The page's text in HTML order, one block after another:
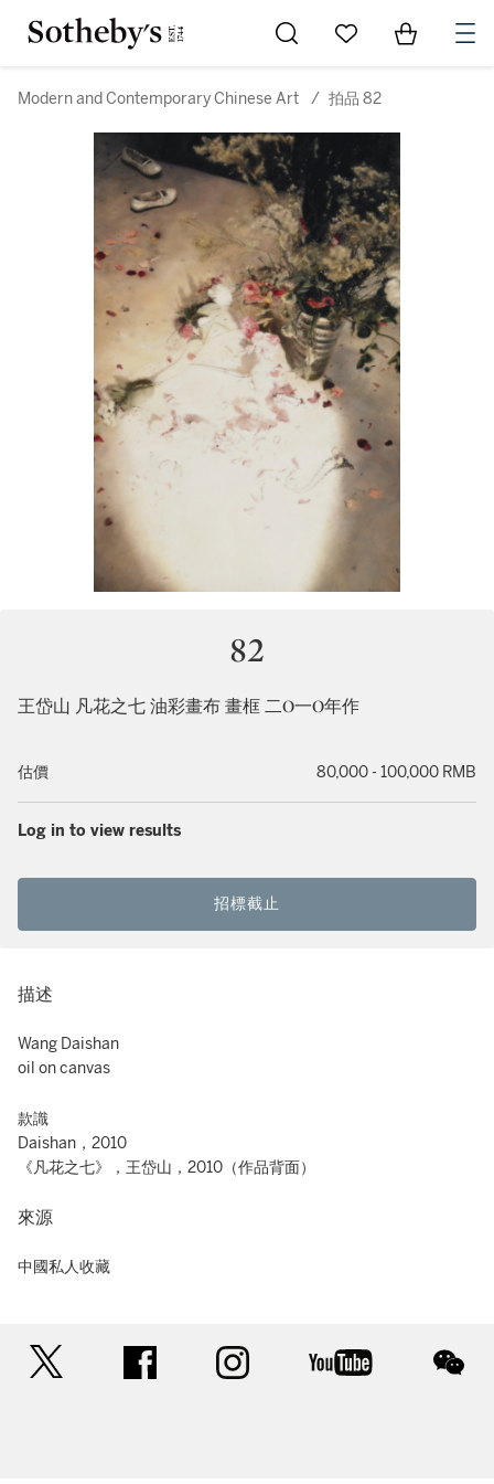
Go to My Favorites
Items in
Modern and Contemporary Chinese Art / 拍品 82
82
王岱山 凡花之七 油彩畫布 畫框 二O一O年作
估價 80,000 - 100,000 RMB
Log in to view results
招標截止
描述
Wang Daishan
oil on canvas
款識
Daishan，2010
《凡花之七》，王岱山，2010（作品背面）
來源
中國私人收藏
facebook instagram youtube